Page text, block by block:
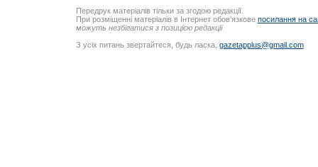
Передрук матеріалів тільки за згодою редакції.
При розміщенні матеріалів в Інтернет обов’язкове посилання на
можуть незбігатися з позицією редакції
З усіх питань звертайтеся, будь ласка, gazetapplus@gmail.com